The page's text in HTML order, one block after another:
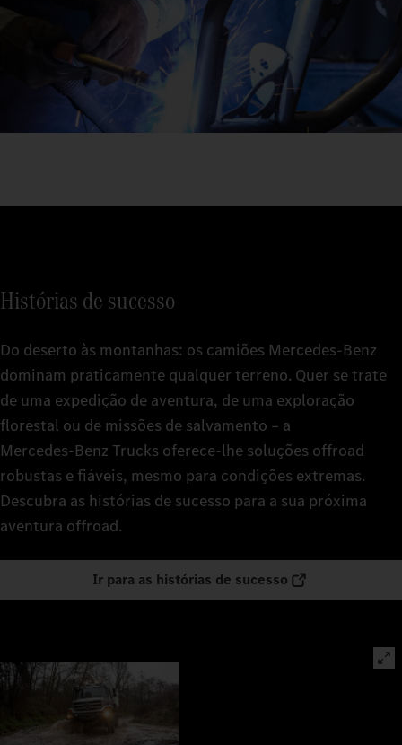
Histórias de sucesso
Do deserto às montanhas: os camiões Mercedes‑Benz
dominam praticamente qualquer terreno. Quer se trate
de uma expedição de aventura, de uma exploração
florestal ou de missões de salvamento – a
Mercedes‑Benz Trucks oferece-lhe soluções offroad
robustas e fiáveis, mesmo para condições extremas.
Descubra as histórias de sucesso para a sua próxima
aventura offroad.
Ir para as histórias de sucesso